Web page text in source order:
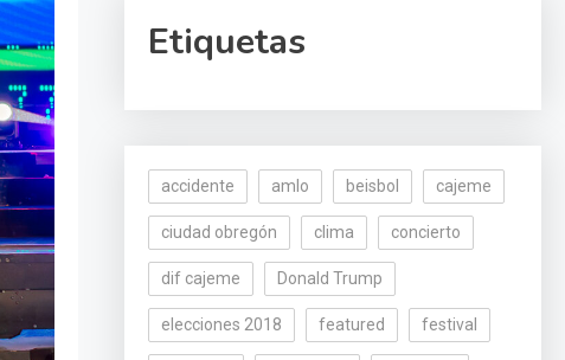
Etiquetas
accidente amlo beisbol cajeme
ciudad obregón clima concierto
dif cajeme Donald Trump
elecciones 2018 featured festival